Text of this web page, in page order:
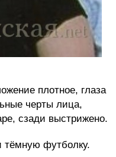
плотное, глаза
черты лица,
сзади выстрижено.
тёмную футболку.